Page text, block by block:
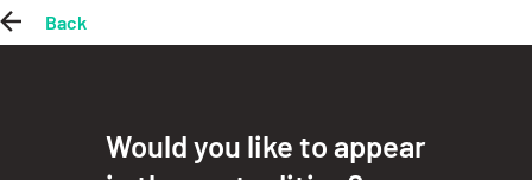
Back
Would you like to appear